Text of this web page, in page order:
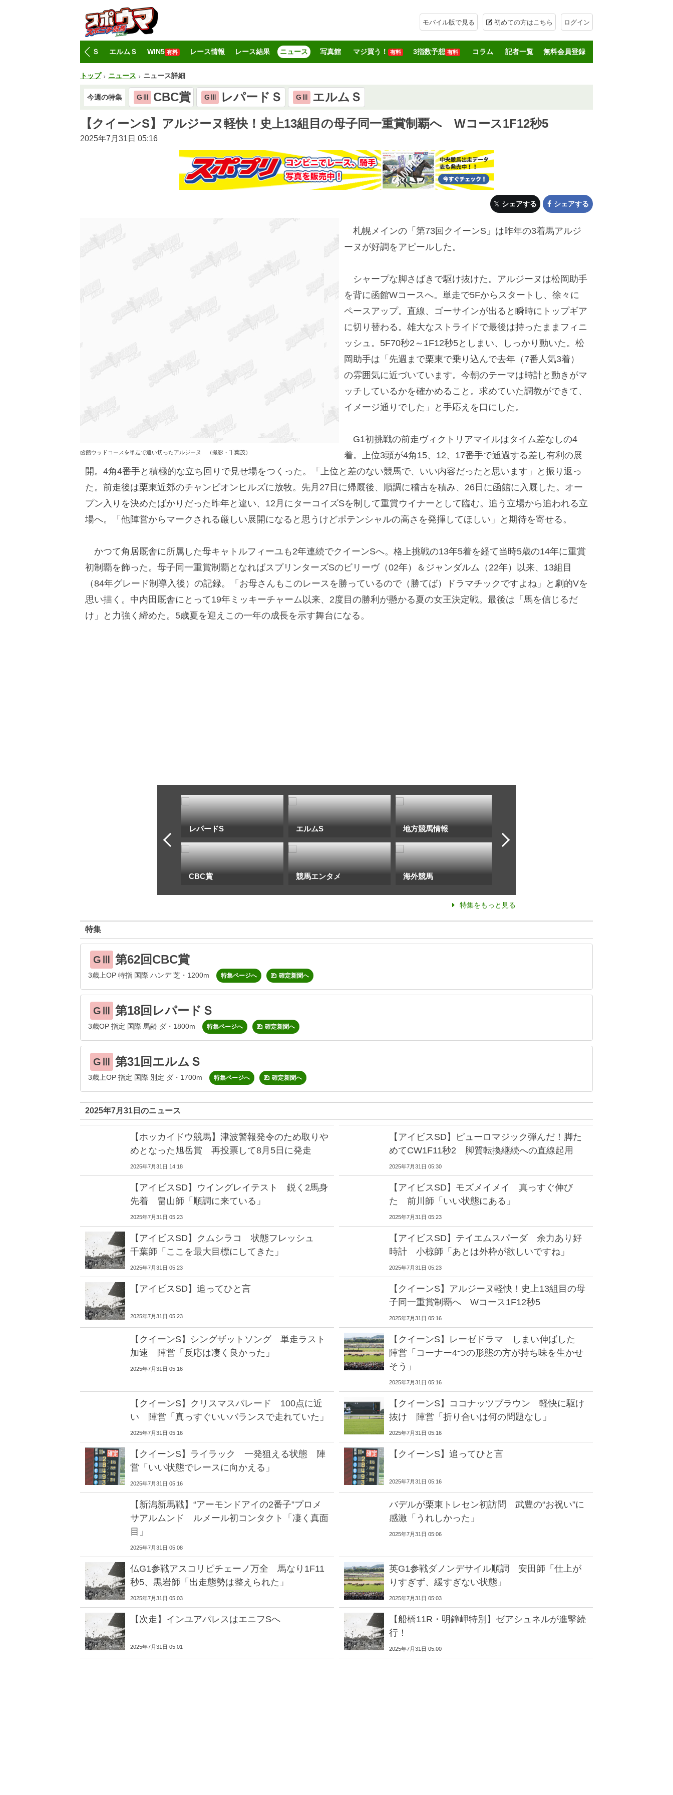
モバイル版で見る 初めての方はこちら ログイン
レパードＳ エルムＳ WIN5 有料 レース情報 レース結果 ニュース 写真館 マジ買う！ 有料 3指数予想 有料 コラム 記者一覧 無料会員登録
トップ ニュース ニュース詳細
今週の特集 GⅢ CBC賞 GⅢ レパードＳ GⅢ
エルムＳ
【クイーンS】アルジーヌ軽快！史上13組目の母子同一重賞制覇へ Wコース1F12秒5
2025年7月31日 05:16
シェアする シェアする
函館ウッドコースを単走で追い切ったアルジーヌ （撮影・千葉茂）
札幌メインの「第73回クイーンS」は昨年の3着馬アルジ
ーヌが好調をアピールした。
シャープな脚さばきで駆け抜けた。アルジーヌは松岡助手
を背に函館Wコースへ。単走で5Fからスタートし、徐々に
ペースアップ。直線、ゴーサインが出ると瞬時にトップギア
に切り替わる。雄大なストライドで最後は持ったままフィニ
ッシュ。5F70秒2～1F12秒5としまい、しっかり動いた。松
岡助手は「先週まで栗東で乗り込んで去年（7番人気3着）
の雰囲気に近づいています。今朝のテーマは時計と動きがマ
ッチしているかを確かめること。求めていた調教ができて、
イメージ通りでした」と手応えを口にした。
G1初挑戦の前走ヴィクトリアマイルはタイム差なしの4
着。上位3頭が4角15、12、17番手で通過する差し有利の展
開。4角4番手と積極的な立ち回りで見せ場をつくった。「上位と差のない競馬で、いい内容だったと思います」と振り返っ
た。前走後は栗東近郊のチャンピオンヒルズに放牧。先月27日に帰厩後、順調に稽古を積み、26日に函館に入厩した。オー
プン入りを決めたばかりだった昨年と違い、12月にターコイズSを制して重賞ウイナーとして臨む。追う立場から追われる立
場へ。「他陣営からマークされる厳しい展開になると思うけどポテンシャルの高さを発揮してほしい」と期待を寄せる。
かつて角居厩舎に所属した母キャトルフィーユも2年連続でクイーンSへ。格上挑戦の13年5着を経て当時5歳の14年に重賞
初制覇を飾った。母子同一重賞制覇となればスプリンターズSのビリーヴ（02年）＆ジャンダルム（22年）以来、13組目
（84年グレード制導入後）の記録。「お母さんもこのレースを勝っているので（勝てば）ドラマチックですよね」と劇的Vを
思い描く。中内田厩舎にとって19年ミッキーチャーム以来、2度目の勝利が懸かる夏の女王決定戦。最後は「馬を信じるだ
け」と力強く締めた。5歳夏を迎えこの一年の成長を示す舞台になる。
レパードS
CBC賞
エルムS
競馬エンタメ
地方競馬情報
海外競馬
特集をもっと見る
特集
GⅢ 第62回CBC賞
3歳上OP 特指 国際 ハンデ 芝・1200m 特集ページへ 確定新聞へ
GⅢ 第18回レパードＳ
3歳OP 指定 国際 馬齢 ダ・1800m 特集ページへ 確定新聞へ
GⅢ 第31回エルムＳ
3歳上OP 指定 国際 別定 ダ・1700m 特集ページへ 確定新聞へ
2025年7月31日のニュース
【ホッカイドウ競馬】津波警報発令のため取りや
めとなった旭岳賞 再投票して8月5日に発走
2025年7月31日 14:18
【アイビスSD】ピューロマジック弾んだ！脚た
めてCW1F11秒2 脚質転換継続への直線起用
2025年7月31日 05:30
【アイビスSD】ウイングレイテスト 鋭く2馬身
先着 畠山師「順調に来ている」
2025年7月31日 05:23
【アイビスSD】モズメイメイ 真っすぐ伸び
た 前川師「いい状態にある」
2025年7月31日 05:23
【アイビスSD】クムシラコ 状態フレッシュ
千葉師「ここを最大目標にしてきた」
2025年7月31日 05:23
【アイビスSD】テイエムスパーダ 余力あり好
時計 小椋師「あとは外枠が欲しいですね」
2025年7月31日 05:23
【アイビスSD】追ってひと言
2025年7月31日 05:23
【クイーンS】アルジーヌ軽快！史上13組目の母
子同一重賞制覇へ Wコース1F12秒5
2025年7月31日 05:16
【クイーンS】シングザットソング 単走ラスト
加速 陣営「反応は凄く良かった」
2025年7月31日 05:16
【クイーンS】レーゼドラマ しまい伸ばした
陣営「コーナー4つの形態の方が持ち味を生かせ
そう」
2025年7月31日 05:16
【クイーンS】クリスマスパレード 100点に近
い 陣営「真っすぐいいバランスで走れていた」
2025年7月31日 05:16
【クイーンS】ココナッツブラウン 軽快に駆け
抜け 陣営「折り合いは何の問題なし」
2025年7月31日 05:16
【クイーンS】ライラック 一発狙える状態 陣
営「いい状態でレースに向かえる」
2025年7月31日 05:16
【クイーンS】追ってひと言
2025年7月31日 05:16
【新潟新馬戦】“アーモンドアイの2番子”プロメ
サアルムンド ルメール初コンタクト「凄く真面
目」
2025年7月31日 05:08
バデルが栗東トレセン初訪問 武豊の“お祝い”に
感激「うれしかった」
2025年7月31日 05:06
仏G1参戦アスコリピチェーノ万全 馬なり1F11
秒5、黒岩師「出走態勢は整えられた」
2025年7月31日 05:03
英G1参戦ダノンデサイル順調 安田師「仕上が
りすぎず、緩すぎない状態」
2025年7月31日 05:03
【次走】インユアパレスはエニフSへ
2025年7月31日 05:01
【船橋11R・明鐘岬特別】ゼアシュネルが進撃続
行！
2025年7月31日 05:00